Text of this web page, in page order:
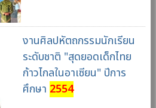
งานศิลปหัตถกรรมนักเรียน
ระดับชาติ "สุดยอดเด็กไทย
ก้าวไกลในอาเซียน" ปีการ
ศึกษา 2554